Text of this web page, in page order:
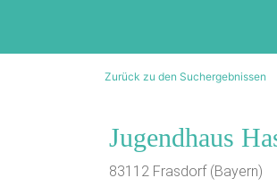
Zurück zu den Suchergebnissen
Jugendhaus
83112 Frasdorf (Bayern)